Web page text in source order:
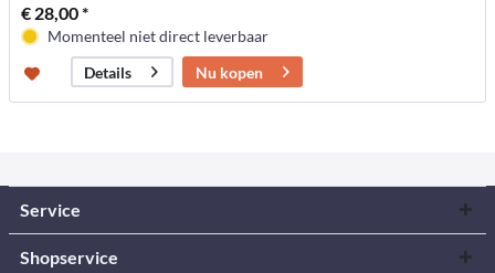
€ 28,00 *
Momenteel niet direct leverbaar
Details
Nu kopen
Service
Shopservice